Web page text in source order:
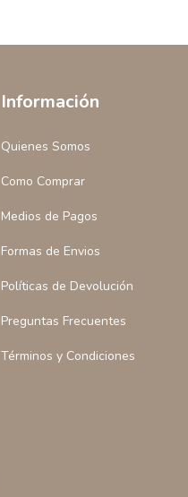
Información
Quienes Somos
Como Comprar
Medios de Pagos
Formas de Envios
Políticas de Devolución
Preguntas Frecuentes
Términos y Condiciones